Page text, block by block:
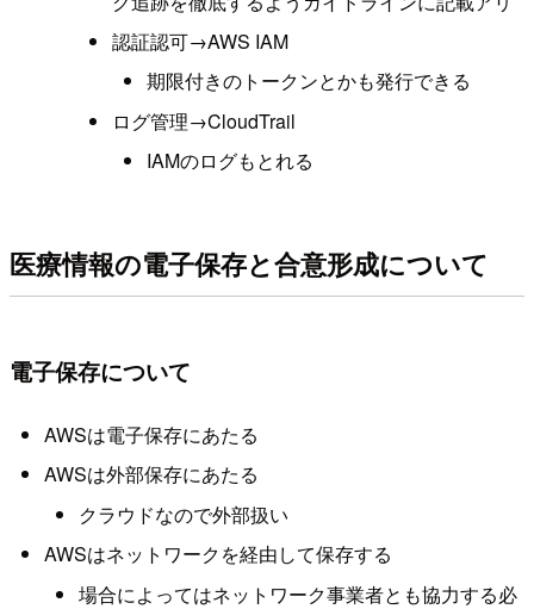
認証認可→AWS IAM
期限付きのトークンとかも発行できる
ログ管理→CloudTrail
IAMのログもとれる
医療情報の電子保存と合意形成について
電子保存について
AWSは電子保存にあたる
AWSは外部保存にあたる
クラウドなので外部扱い
AWSはネットワークを経由して保存する
場合によってはネットワーク事業者とも協力する必